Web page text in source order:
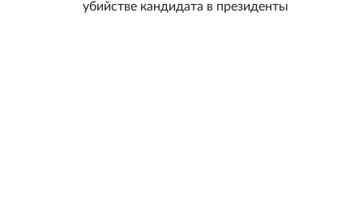
убийстве кандидата в президенты